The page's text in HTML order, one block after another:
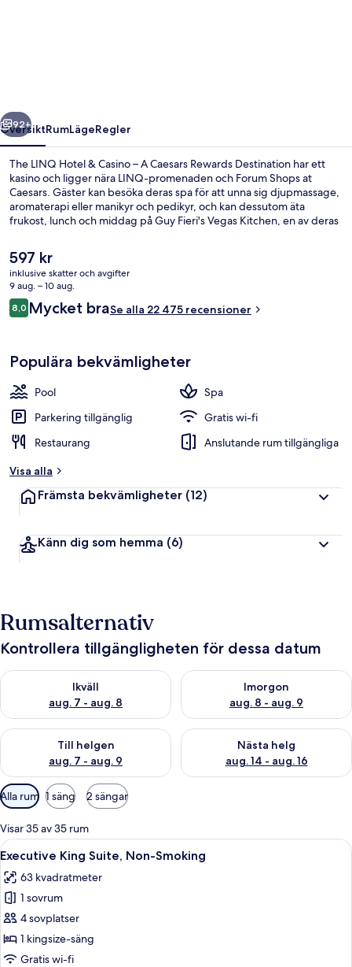
A
Caesars
Rewards
Destination
Nästa
92+
ÖversiktRumLägeRegler
The LINQ Hotel & Casino – A Caesars Rewards Destination har ett
kasino och ligger nära LINQ-promenaden och Forum Shops at
Caesars. Gäster kan besöka deras spa för att unna sig djupmassage,
aromaterapi eller manikyr och pedikyr, och kan dessutom äta
frukost, lunch och middag på Guy Fieri's Vegas Kitchen, en av deras
finns även 4 barer/lounger, ett dygnet runt-öppet fitnesscenter och
en ångbastu. Det centrala läget och närheten till områdets
sevärdheter brukar uppskattas av våra resenärer. Kollektivtrafik
finns i närheten. Till Harrah’s and The LINQ Station tar det 6 minuter
att gå och till Flamingo - Caesars Palace Monorail Station är det 8
minuter.
Det
nuvarande
priset
är
597 kr
597 kr
inklusive skatter och avgifter
9 aug. – 10 aug.
Recensioner
8,08,0 av 10,
Mycket braSe alla 22 475 recensioner
Populära bekvämligheter
Pool
Spa
Parkering tillgänglig
Gratis wi-fi
Restaurang
Anslutande rum tillgängliga
Visa alla
Främsta bekvämligheter (12)
Känn dig som hemma (6)
Rumsalternativ
Kontrollera tillgängligheten för dessa datum
Ikväll
aug. 7 - aug. 8
Kontrollera tillgängligheten för ikväll aug. 7 - aug. 8
Imorgon
aug. 8 - aug. 9
Kontrollera tillgängligheten
Till helgen
aug. 7 - aug. 9
Kontrollera tillgängligheten för den här helgen aug. 7 - aug. 9
Nästa helg
aug. 14 - aug. 16
Kontrollera tillgängligheten
Tillgängliga
filter
för
rum
Alla rum 1 säng 2 sängar
Visar 35 av 35 rum
Öppna
alla
foton
för
Executive
King
Suite,
Ett modernt hotellrum med en
7
Executive King Suite, Non-Smoking
63 kvadratmeter
1 sovrum
4 sovplatser
1 kingsize-säng
Gratis wi-fi